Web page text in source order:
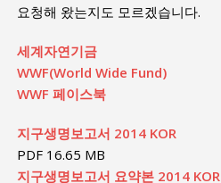
요청해 왔는지도 모르겠습니다.
세계자연기금
WWF(World Wide Fund)
WWF 페이스북
지구생명보고서 2014 KOR
PDF 16.65 MB
지구생명보고서 요약본 2014 KOR